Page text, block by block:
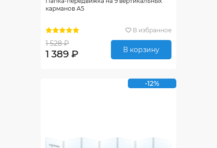
карманов А5
В избранное
1 528 ₽
1 389 ₽ В корзину
-12%